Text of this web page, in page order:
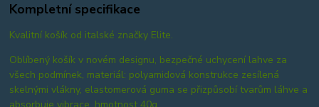
Kompletní specifikace
Kvalitní košík od italské značky Elite.
Oblíbený košík v novém designu, bezpečné uchycení lahve za
všech podmínek, materiál: polyamidová konstrukce zesílená
skelnými vlákny, elastomerová guma se přizpůsobí tvarům láhve a
absorbuje vibrace, hmotnost 40g.